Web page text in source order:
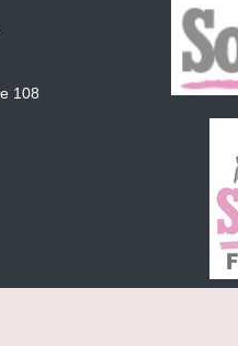
108